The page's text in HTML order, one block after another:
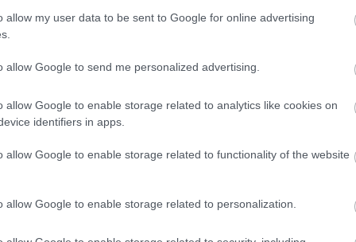
allow my user data to be sent to Google for online advertising
allow Google to send me personalized advertising.
allow Google to enable storage related to analytics like cookies on
identifiers in apps.
allow Google to enable storage related to functionality of the website
allow Google to enable storage related to personalization.
στην Πορτογαλία, στην Ισπανία, στην Εσθονία, στη
κυμαίνονταν από 98% στη Μάλτα έως 99,2% στην
​​(98,8%), στηνΤσεχία(98,5%), στηνΙταλία(91,9%),
υποβλήθηκαν σε χειρουργική επέμβαση